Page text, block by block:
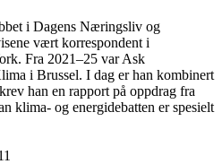
i Dagens Næringsliv og
vært korrespondent i
Fra 2021–25 var Ask
i Brussel. I dag er han kombinert
han en rapport på oppdrag fra
klima- og energidebatten er spesielt